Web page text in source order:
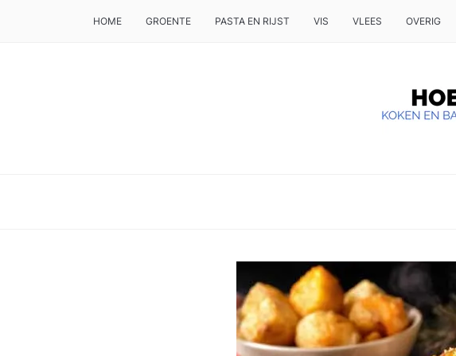
HOME GROENTE PASTA EN RIJST VIS VLEES OVERIG